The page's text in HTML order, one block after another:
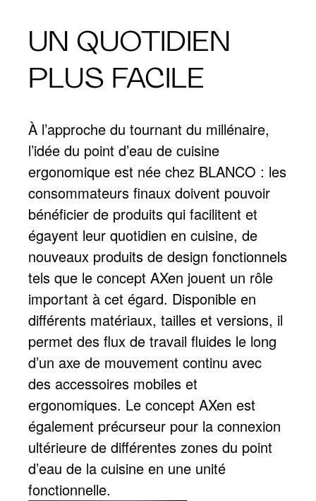
UN QUOTIDIEN
PLUS FACILE
À l’approche du tournant du millénaire,
l’idée du point d’eau de cuisine
ergonomique est née chez BLANCO : les
consommateurs finaux doivent pouvoir
bénéficier de produits qui facilitent et
égayent leur quotidien en cuisine, de
nouveaux produits de design fonctionnels
tels que le concept AXen jouent un rôle
important à cet égard. Disponible en
différents matériaux, tailles et versions, il
permet des flux de travail fluides le long
d’un axe de mouvement continu avec
des accessoires mobiles et
ergonomiques. Le concept AXen est
également précurseur pour la connexion
ultérieure de différentes zones du point
d’eau de la cuisine en une unité
fonctionnelle.